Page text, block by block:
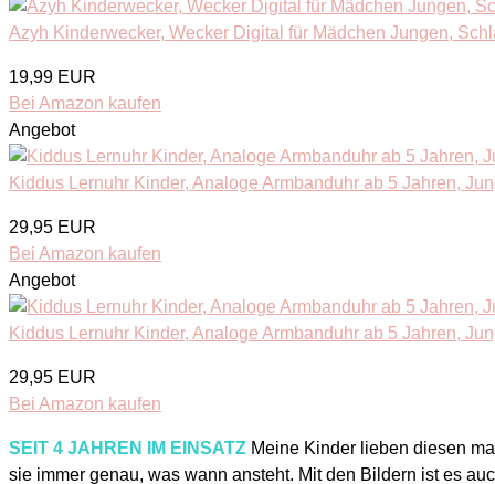
Azyh Kinderwecker, Wecker Digital für Mädchen Jungen,
19,99 EUR
Bei Amazon kaufen
Angebot
Kiddus Lernuhr Kinder, Analoge Armbanduhr ab 5 Jahren,
29,95 EUR
Bei Amazon kaufen
Angebot
Kiddus Lernuhr Kinder, Analoge Armbanduhr ab 5 Jahren,
29,95 EUR
Bei Amazon kaufen
SEIT 4 JAHREN IM EINSATZ Meine Kinder lieben diesen
sie immer genau, was wann ansteht. Mit den Bildern ist es